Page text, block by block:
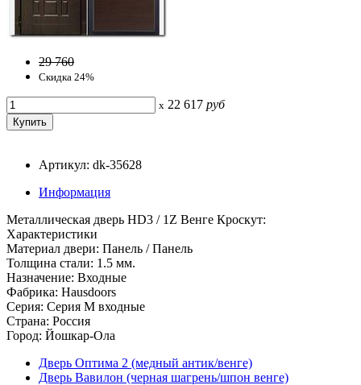
29 760
Скидка 24%
x 22 617 руб
Артикул: dk-35628
Информация
Металлическая дверь HD3 / 1Z Венге Кроскут:
Характеристики
Материал двери: Панель / Панель
Толщина стали: 1.5 мм.
Назначение: Входные
Фабрика: Hausdoors
Серия: Серия M входные
Страна: Россия
Город: Йошкар-Ола
Дверь Оптима 2 (медный антик/венге)
Дверь Вавилон (черная шагрень/шпон венге)